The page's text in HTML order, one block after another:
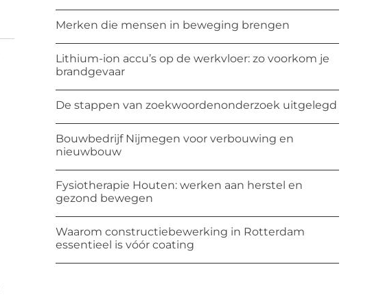
Merken die mensen in beweging brengen
Lithium-ion accu’s op de werkvloer: zo voorkom je
brandgevaar
De stappen van zoekwoordenonderzoek uitgelegd
Bouwbedrijf Nijmegen voor verbouwing en
nieuwbouw
Fysiotherapie Houten: werken aan herstel en
gezond bewegen
Waarom constructiebewerking in Rotterdam
essentieel is vóór coating